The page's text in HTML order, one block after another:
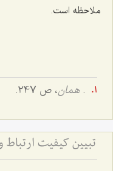
ملاحظه است.
.همان، ص 247.